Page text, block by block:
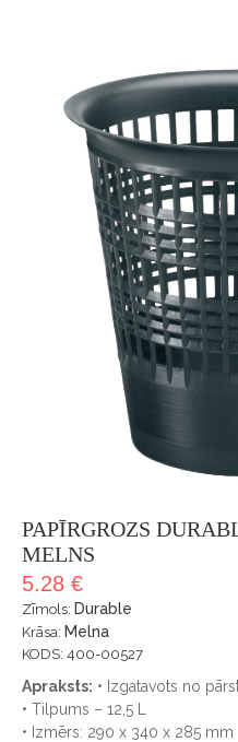
PAPĪRGROZS
MELNS
5.28 €
Zīmols: Durable
Krāsa: Melna
KODS: 400-00527
Apraksts: • Izgatavots no
• Tilpums – 12,5 L
• Izmērs: 290 x 340 x 285 mm